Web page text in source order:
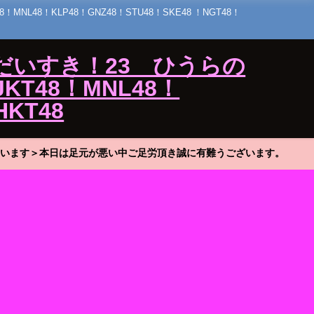
！KLP48！GNZ48！STU48！SKE48 ！NGT48！
いすき！23 ひうらの
！MNL48！
す＞本日は足元が悪い中ご足労頂き誠に有難うございます。